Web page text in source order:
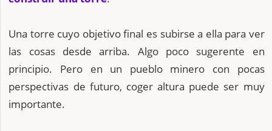
Una torre cuyo objetivo final es subirse a ella para ver
las cosas desde arriba. Algo poco sugerente en
principio. Pero en un pueblo minero con pocas
perspectivas de futuro, coger altura puede ser muy
importante.